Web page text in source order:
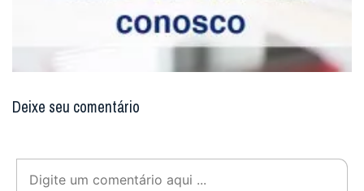
Deixe seu comentário